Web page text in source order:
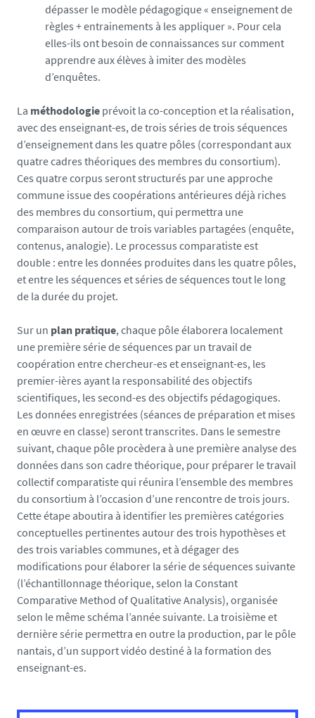
dépasser le modèle pédagogique « enseignement de
règles + entrainements à les appliquer ». Pour cela
elles-ils ont besoin de connaissances sur comment
apprendre aux élèves à imiter des modèles
d’enquêtes.
La méthodologie prévoit la co-conception et la réalisation,
avec des enseignant-es, de trois séries de trois séquences
d’enseignement dans les quatre pôles (correspondant aux
quatre cadres théoriques des membres du consortium).
Ces quatre corpus seront structurés par une approche
commune issue des coopérations antérieures déjà riches
des membres du consortium, qui permettra une
comparaison autour de trois variables partagées (enquête,
contenus, analogie). Le processus comparatiste est
double : entre les données produites dans les quatre pôles,
et entre les séquences et séries de séquences tout le long
de la durée du projet.
Sur un plan pratique, chaque pôle élaborera localement
une première série de séquences par un travail de
coopération entre chercheur-es et enseignant-es, les
premier-ières ayant la responsabilité des objectifs
scientifiques, les second-es des objectifs pédagogiques.
Les données enregistrées (séances de préparation et mises
en œuvre en classe) seront transcrites. Dans le semestre
suivant, chaque pôle procèdera à une première analyse des
données dans son cadre théorique, pour préparer le travail
collectif comparatiste qui réunira l’ensemble des membres
du consortium à l’occasion d’une rencontre de trois jours.
Cette étape aboutira à identifier les premières catégories
conceptuelles pertinentes autour des trois hypothèses et
des trois variables communes, et à dégager des
modifications pour élaborer la série de séquences suivante
(l’échantillonnage théorique, selon la Constant
Comparative Method of Qualitative Analysis), organisée
selon le même schéma l’année suivante. La troisième et
dernière série permettra en outre la production, par le pôle
nantais, d’un support vidéo destiné à la formation des
enseignant-es.